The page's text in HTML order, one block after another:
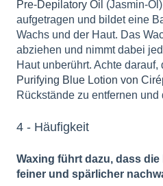
Pre-Depilatory Oil (Jasmin-
aufgetragen und bildet eine
Wachs und der Haut. Das
abziehen und nimmt dabei
Haut unberührt. Achte
Purifying Blue Lotion von
Rückstände zu entfernen
4 - Häufigkeit
Waxing führt dazu, dass
feiner und spärlicher